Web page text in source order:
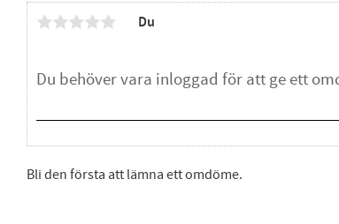
Du
Bli den första att lämna ett omdöme.